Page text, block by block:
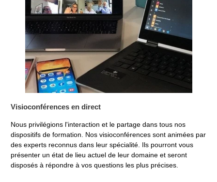
Visioconférences en direct
Nous privilégions l'interaction et le partage dans tous nos
dispositifs de formation. Nos visioconférences sont animées par
des experts reconnus dans leur spécialité. Ils pourront vous
présenter un état de lieu actuel de leur domaine et seront
disposés à répondre à vos questions les plus précises.